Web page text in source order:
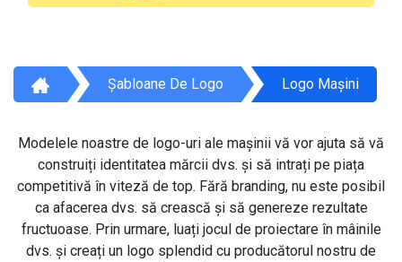
Șabloane De Logo Logo Mașini
Modelele noastre de logo-uri ale mașinii vă vor ajuta să vă
construiți identitatea mărcii dvs. și să intrați pe piața
competitivă în viteză de top. Fără branding, nu este posibil
ca afacerea dvs. să crească și să genereze rezultate
fructuoase. Prin urmare, luați jocul de proiectare în mâinile
dvs. și creați un logo splendid cu producătorul nostru de